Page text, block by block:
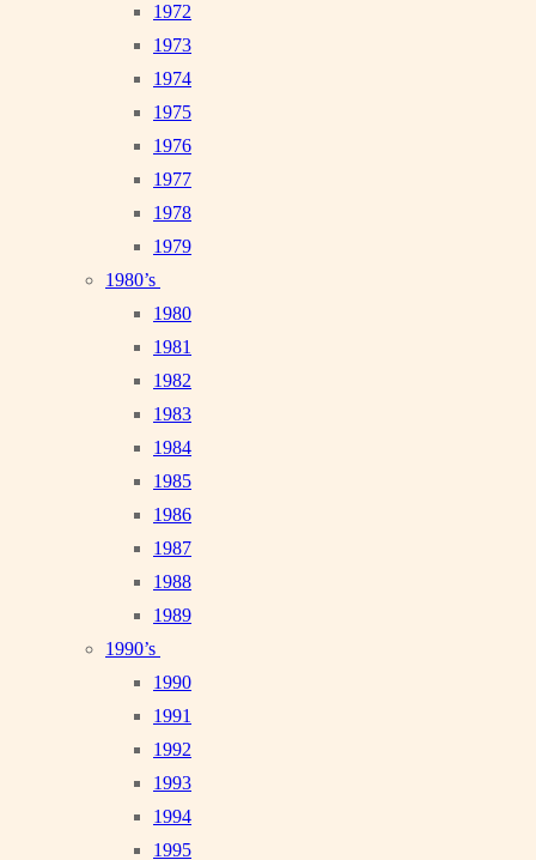
1972
1973
1974
1975
1976
1977
1978
1979
1980’s
1980
1981
1982
1983
1984
1985
1986
1987
1988
1989
1990’s
1990
1991
1992
1993
1994
1995